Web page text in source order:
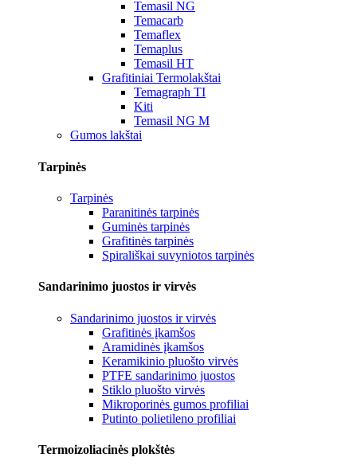
Temasil NG
Temacarb
Temaflex
Temaplus
Temasil HT
Grafitiniai Termolakštai
Temagraph TI
Kiti
Temasil NG M
Gumos lakštai
Tarpinės
Tarpinės
Paranitinės tarpinės
Guminės tarpinės
Grafitinės tarpinės
Spirališkai suvyniotos tarpinės
Sandarinimo juostos ir virvės
Sandarinimo juostos ir virvės
Grafitinės įkamšos
Aramidinės įkamšos
Keramikinio pluošto virvės
PTFE sandarinimo juostos
Stiklo pluošto virvės
Mikroporinės gumos profiliai
Putinto polietileno profiliai
Termoizoliacinės plokštės